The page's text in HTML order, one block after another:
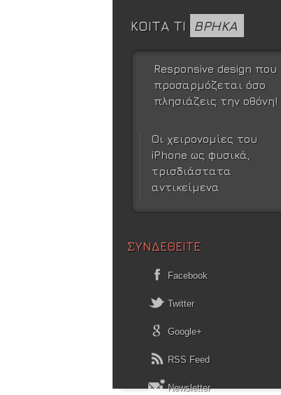
ΚΟΙΤΑ ΤΙ
ΒΡΗΚΑ
Responsive design που
προσαρμόζεται όσο
πλησιάζεις την οθόνη!
Οι χειρονομίες του
iPhone ως φυσικά,
τρισδιάστατα
αντικείμενα
ΣΥΝΔΕΘΕΙΤΕ
Facebook
Twitter
Google+
RSS Feed
Newsletter